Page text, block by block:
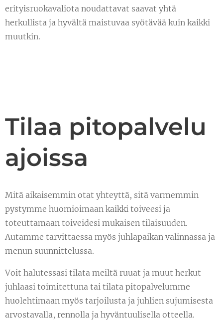
erityisruokavaliota noudattavat saavat yhtä
herkullista ja hyvältä maistuvaa syötävää kuin kaikki
muutkin.
Tilaa pitopalvelu
ajoissa
Mitä aikaisemmin otat yhteyttä, sitä varmemmin
pystymme huomioimaan kaikki toiveesi ja
toteuttamaan toiveidesi mukaisen tilaisuuden.
Autamme tarvittaessa myös juhlapaikan valinnassa ja
menun suunnittelussa.
Voit halutessasi tilata meiltä ruuat ja muut herkut
juhlaasi toimitettuna tai tilata pitopalvelumme
huolehtimaan myös tarjoilusta ja juhlien sujumisesta
arvostavalla, rennolla ja hyväntuulisella otteella.